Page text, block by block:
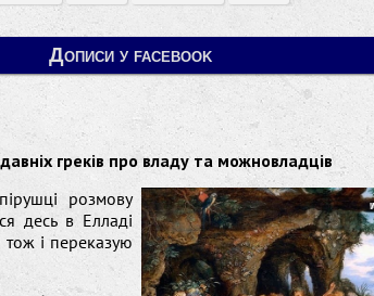
Дописи у facebook
греків про владу та можновладців
розмову
десь в Елладі
і переказую